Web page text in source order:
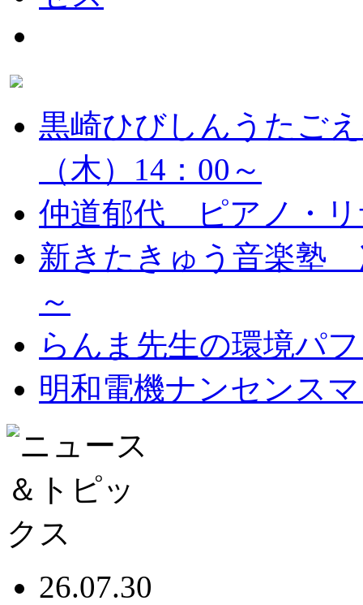
黒崎ひびしんうたご
（木）14：00～
仲道郁代 ピアノ・リ
新きたきゅう音楽塾
～
らんま先生の環境パ
明和電機ナンセンス
26.07.30